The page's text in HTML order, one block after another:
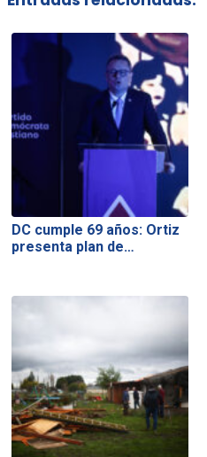
DC cumple 69 años: Ortiz
presenta plan de…